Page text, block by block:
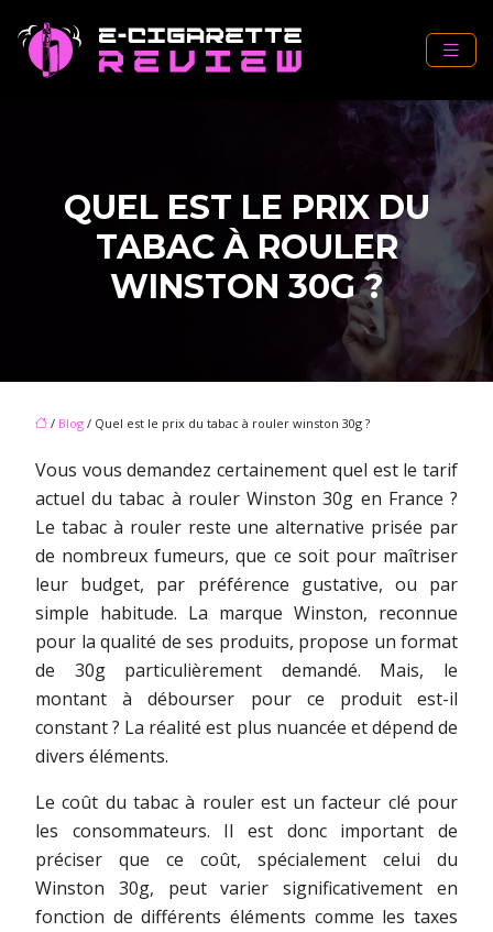
QUEL EST LE PRIX DU
TABAC À ROULER
WINSTON 30G ?
/ Blog / Quel est le prix du tabac à rouler winston 30g ?
Vous vous demandez certainement quel est le tarif
actuel du tabac à rouler Winston 30g en France ?
Le tabac à rouler reste une alternative prisée par
de nombreux fumeurs, que ce soit pour maîtriser
leur budget, par préférence gustative, ou par
simple habitude. La marque Winston, reconnue
pour la qualité de ses produits, propose un format
de 30g particulièrement demandé. Mais, le
montant à débourser pour ce produit est-il
constant ? La réalité est plus nuancée et dépend de
divers éléments.
Le coût du tabac à rouler est un facteur clé pour
les consommateurs. Il est donc important de
préciser que ce coût, spécialement celui du
Winston 30g, peut varier significativement en
fonction de différents éléments comme les taxes